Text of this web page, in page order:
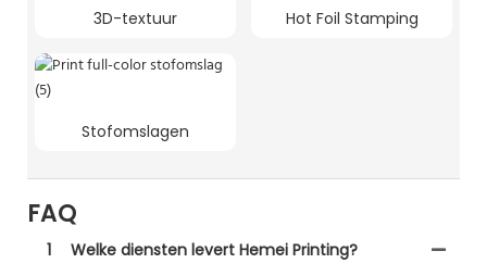
3D-textuur Hot Foil Stamping
Stofomslagen
FAQ
1
Welke diensten levert Hemei Printing?